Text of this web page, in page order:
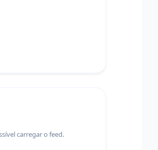
carregar o feed.